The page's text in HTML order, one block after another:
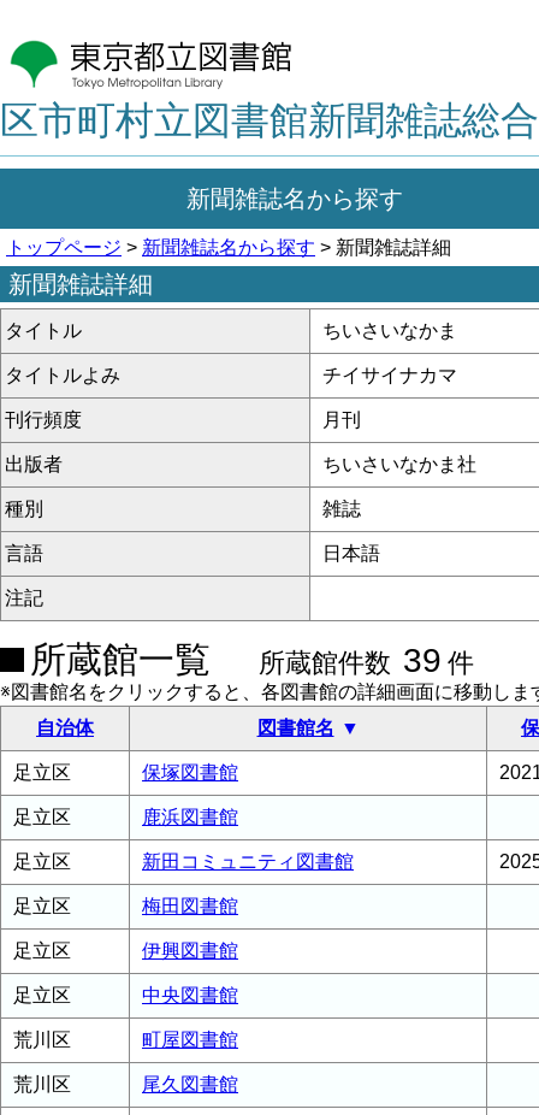
区市町村立図書館新聞雑誌総
新聞雑誌名から探す
トップページ > 新聞雑誌名から探す > 新聞雑誌詳細
新聞雑誌詳細
タイトル ちいさいなかま
タイトルよみ チイサイナカマ
刊行頻度 月刊
出版者 ちいさいなかま社
種別 雑誌
言語 日本語
注記
所蔵館一覧 所蔵館件数 39 件
※図書館名をクリックすると、各図書館の詳細画面に移動しま
自治体
図書館名
足立区 保塚図書館
足立区 鹿浜図書館
足立区 新田コミュニティ図書館
足立区 梅田図書館
足立区 伊興図書館
足立区 中央図書館
荒川区 町屋図書館
荒川区 尾久図書館